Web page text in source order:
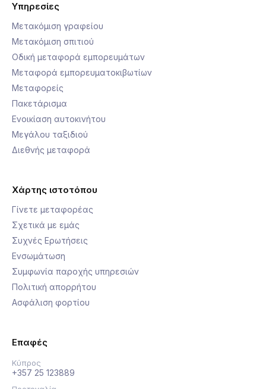
Υπηρεσίες
Μετακόμιση γραφείου
Μετακόμιση σπιτιού
Οδική μεταφορά εμπορευμάτων
Μεταφορά εμπορευματοκιβωτίων
Μεταφορείς
Πακετάρισμα
Ενοικίαση αυτοκινήτου
Μεγάλου ταξιδιού
Διεθνής μεταφορά
Χάρτης ιστοτόπου
Γίνετε μεταφορέας
Σχετικά με εμάς
Συχνές Ερωτήσεις
Ενσωμάτωση
Συμφωνία παροχής υπηρεσιών
Πολιτική απορρήτου
Ασφάλιση φορτίου
Επαφές
Κύπρος
+357 25 123889